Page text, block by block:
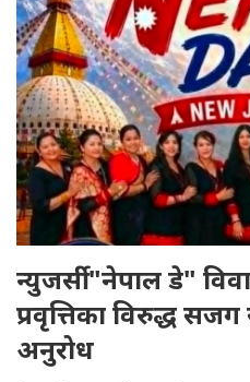
न्युजर्सी "नेपाल डे"
प्रवृत्तिका विरुद्ध
अनुरोध